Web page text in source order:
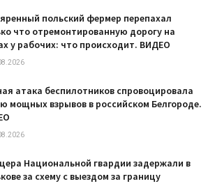
польский фермер перепахал
что отремонтированную дорогу на
у рабочих: что происходит. ВИДЕО
атака беспилотников спровоцировала
мощных взрывов в российском Белгороде.
Национальной гвардии задержали в
за схему с выездом за границу